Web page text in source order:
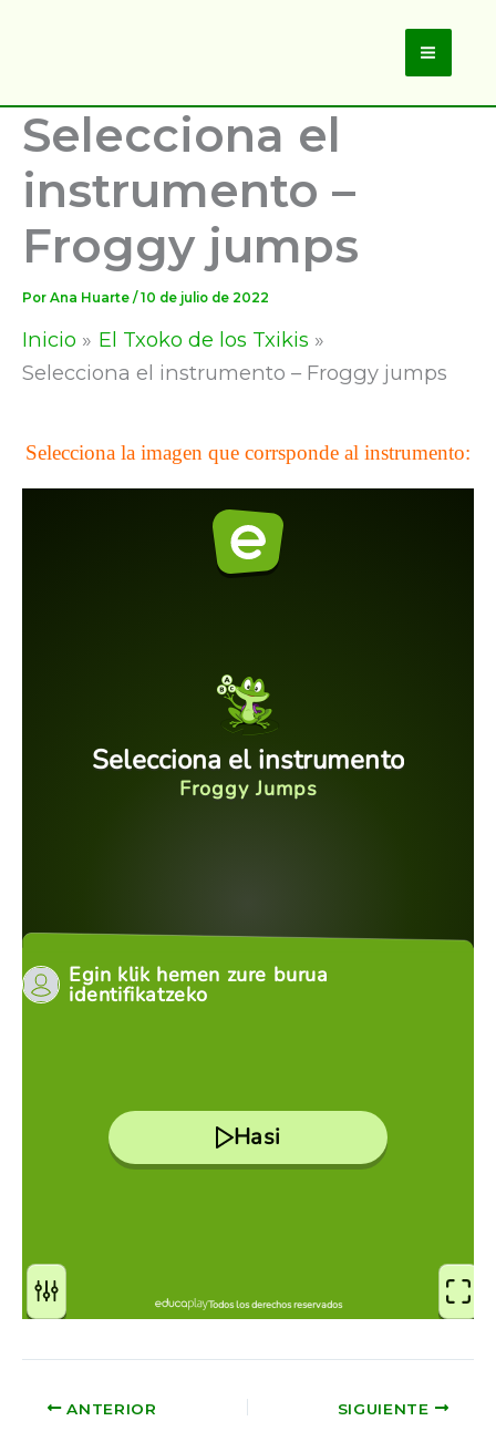
Main
Selecciona el
instrumento –
Froggy jumps
Por Ana Huarte / 10 de julio de 2022
Inicio
El Txoko de los Txikis
Selecciona el instrumento – Froggy jumps
Selecciona la imagen que corrsponde al instrumento:
ANTERIOR SIGUIENTE